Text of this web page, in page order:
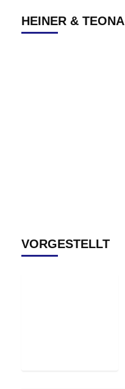
HEINER & TEONA
VORGESTELLT